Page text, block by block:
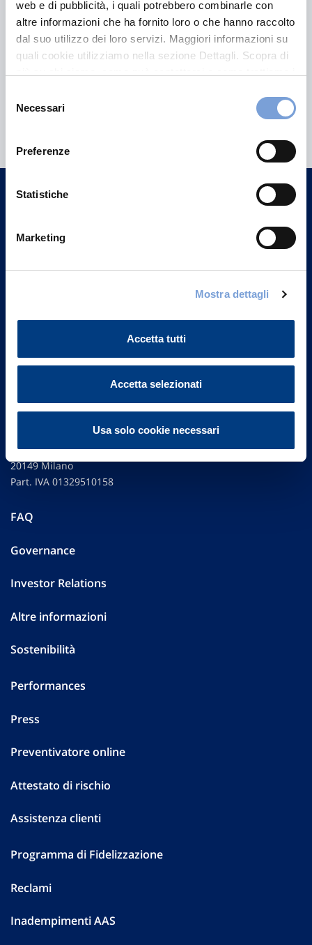
web e di pubblicità, i quali potrebbero combinarle con
altre informazioni che ha fornito loro o che hanno raccolto
dal suo utilizzo dei loro servizi. Maggiori informazioni su
quali cookie utilizziamo nella sezione Dettagli. Scopra di
può trovare nel footer del sito nella sezione "Informativa
delNecessari
Preferenze
Statistiche
Marketing
Mostra dettagli
Accetta tutti
Accetta selezionati
Usa solo cookie necessari
Hai bisogno di
Trova l'Agenzia più vicina a te e parla con
Vittoria Assicurazioni S.p.A.
Via Ignazio Gardella, 2
20149 Milano
Part. IVA 01329510158
FAQ
Governance
Investor Relations
Altre informazioni
Sostenibilità
Performances
Press
Preventivatore online
Attestato di rischio
Assistenza clienti
Programma di Fidelizzazione
Reclami
Inadempimenti AAS